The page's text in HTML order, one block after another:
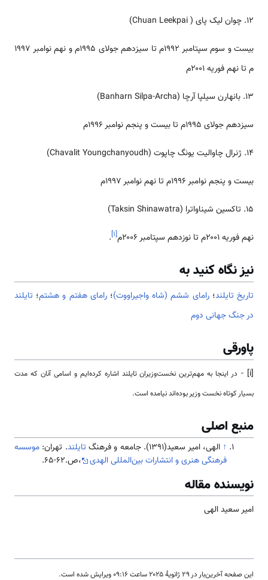
۱۲. چوان لیک پای ( Chuan Leekpai)
بیست و سوم سپتامبر ۱۹۹۲م تا سیزدهم جولای ۱۹۹۵م و نهم نوامبر ۱۹۹۷
م تا نهم فوریه ۲۰۰۱م
۱۳. بانهارن سیلپا آرچا (Banharn Silpa-Archa)
سیزدهم جولای ۱۹۹۵م تا بیست و پنجم نوامبر ۱۹۹۶م
۱۴. ژنرال چاوالیت یونگ چاپوت (Chavalit Youngchanyoudh)
بیست و پنجم نوامبر ۱۹۹۶م تا نهم نوامبر ۱۹۹۷م
۱۵. تاکسین شیناواترا (Taksin Shinawatra)
نهم فوریه ۲۰۰۱م تا نوزدهم سپتامبر ۲۰۰۶م [۱]
.
نیز نگاه کنید به
تاریخ تایلند؛رامای ششم (شاه واجیراووت)؛رامای هفتم و هشتم؛ تایلند
در جنگ جهانی دوم
پاورقی
[i] -
در اینجا به مهم‌ترین نخست‌وزیران تایلند اشاره کرده‌ایم و اسامی آنان که مدت
بسیار کوتاه نخست وزیر بوده‌اند نیامده است.
منبع اصلی
↑ الهی، امیر سعید(1391). جامعه و فرهنگ تایلند. تهران: موسسه
فرهنگی هنری و انتشارات بین‌المللی الهدی
،ص.62-65.
نویسنده مقاله
امیر سعید الهی
این صفحه آخرین‌بار در ‏۲۹ ژانویهٔ ۲۰۲۵ ساعت ‏۰۹:۱۶ ویرایش شده است.